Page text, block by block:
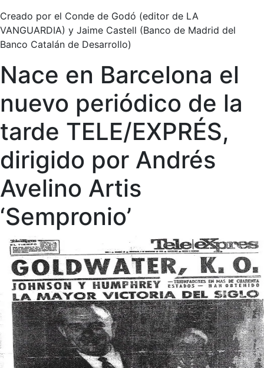
Creado por el Conde de Godó (editor de LA
VANGUARDIA) y Jaime Castell (Banco de Madrid del
Banco Catalán de Desarrollo)
Nace en Barcelona el
nuevo periódico de la
tarde TELE/EXPRÉS,
dirigido por Andrés
Avelino Artis
‘Sempronio’